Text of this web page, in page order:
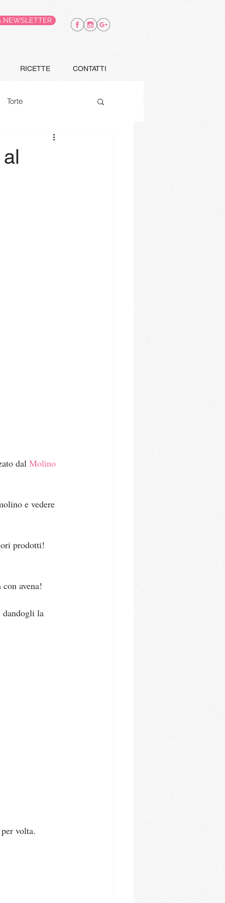
RICETTE CONTATTI
Torte
dal Molino
e vedere
prodotti!
avena!
dandogli la
volta.